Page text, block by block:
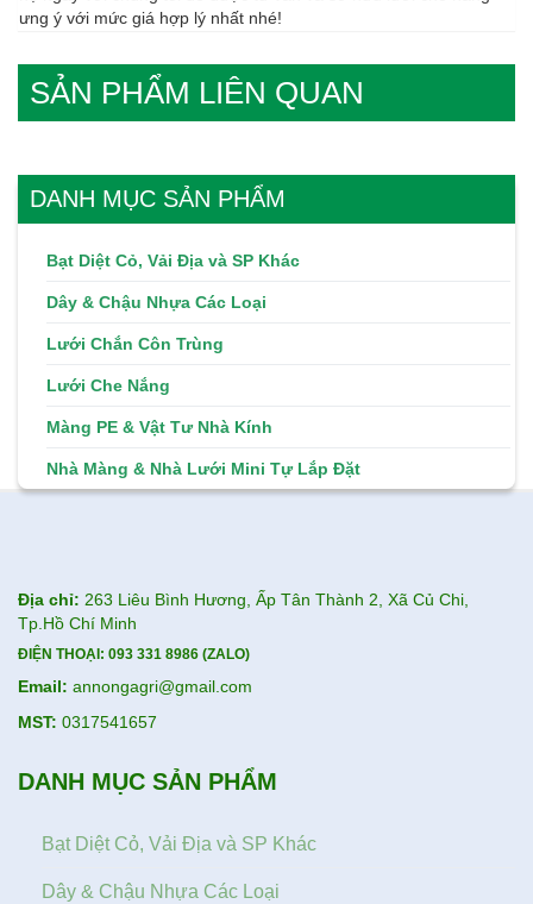
ưng ý với mức giá hợp lý nhất nhé!
DANH MỤC SẢN PHẨM
Bạt Diệt Cỏ, Vải Địa và SP Khác
Dây & Chậu Nhựa Các Loại
Lưới Chắn Côn Trùng
Lưới Che Nắng
Màng PE & Vật Tư Nhà Kính
Nhà Màng & Nhà Lưới Mini Tự Lắp Đặt
Địa chỉ: 263 Liêu Bình Hương, Ấp Tân Thành 2, Xã Củ Chi,
Tp.Hồ Chí Minh
ĐIỆN THOẠI: 093 331 8986 (ZALO)
Email: annongagri@gmail.com
MST: 0317541657
DANH MỤC SẢN PHẨM
Bạt Diệt Cỏ, Vải Địa và SP Khác
Dây & Chậu Nhựa Các Loại